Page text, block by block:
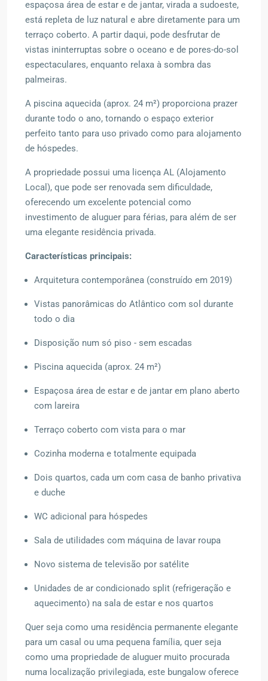
espaçosa área de estar e de jantar, virada a sudoeste,
está repleta de luz natural e abre diretamente para um
terraço coberto. A partir daqui, pode desfrutar de
vistas ininterruptas sobre o oceano e de pores-do-sol
espectaculares, enquanto relaxa à sombra das
palmeiras.
A piscina aquecida (aprox. 24 m²) proporciona prazer
durante todo o ano, tornando o espaço exterior
perfeito tanto para uso privado como para alojamento
de hóspedes.
A propriedade possui uma licença AL (Alojamento
Local), que pode ser renovada sem dificuldade,
oferecendo um excelente potencial como
investimento de aluguer para férias, para além de ser
uma elegante residência privada.
Características principais:
Arquitetura contemporânea (construído em 2019)
Vistas panorâmicas do Atlântico com sol durante
todo o dia
Disposição num só piso - sem escadas
Piscina aquecida (aprox. 24 m²)
Espaçosa área de estar e de jantar em plano aberto
com lareira
Terraço coberto com vista para o mar
Cozinha moderna e totalmente equipada
Dois quartos, cada um com casa de banho privativa
e duche
WC adicional para hóspedes
Sala de utilidades com máquina de lavar roupa
Novo sistema de televisão por satélite
Unidades de ar condicionado split (refrigeração e
aquecimento) na sala de estar e nos quartos
Quer seja como uma residência permanente elegante
para um casal ou uma pequena família, quer seja
como uma propriedade de aluguer muito procurada
numa localização privilegiada, este bungalow oferece